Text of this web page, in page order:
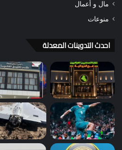
مال و أعمال
منوعات
احدث التدوينات المعدلة